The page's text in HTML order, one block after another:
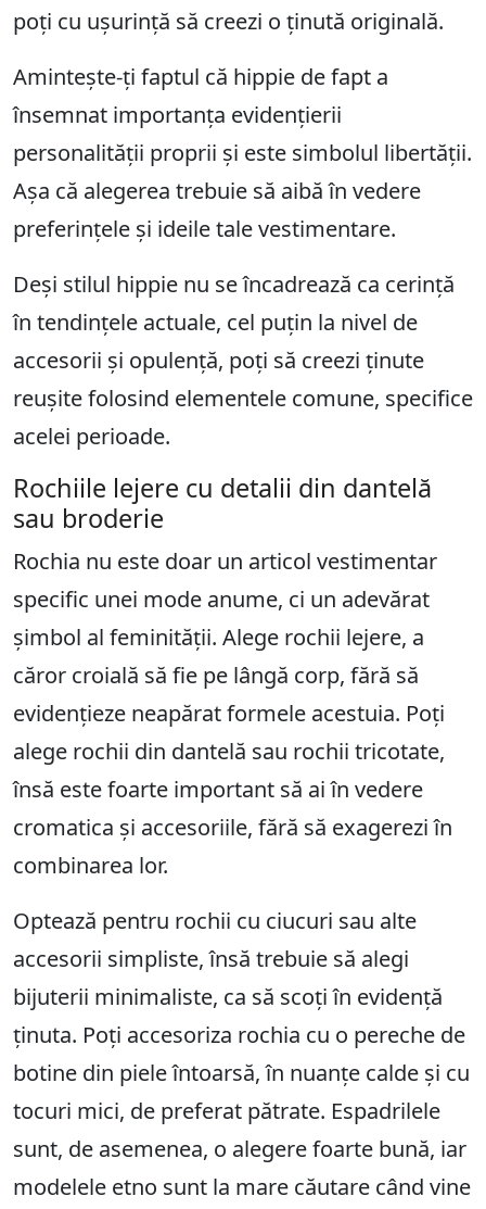
poți cu ușurință să creezi o ținută originală.
Amintește-ți faptul că hippie de fapt a
însemnat importanța evidențierii
personalității proprii și este simbolul libertății.
Așa că alegerea trebuie să aibă în vedere
preferințele și ideile tale vestimentare.
Deși stilul hippie nu se încadrează ca cerință
în tendințele actuale, cel puțin la nivel de
accesorii și opulență, poți să creezi ținute
reușite folosind elementele comune, specifice
acelei perioade.
Rochiile lejere cu detalii din dantelă
sau broderie
Rochia nu este doar un articol vestimentar
specific unei mode anume, ci un adevărat
șimbol al feminității. Alege rochii lejere, a
căror croială să fie pe lângă corp, fără să
evidențieze neapărat formele acestuia. Poți
alege rochii din dantelă sau rochii tricotate,
însă este foarte important să ai în vedere
cromatica și accesoriile, fără să exagerezi în
combinarea lor.
Optează pentru rochii cu ciucuri sau alte
accesorii simpliste, însă trebuie să alegi
bijuterii minimaliste, ca să scoți în evidență
ținuta. Poți accesoriza rochia cu o pereche de
botine din piele întoarsă, în nuanțe calde și cu
tocuri mici, de preferat pătrate. Espadrilele
sunt, de asemenea, o alegere foarte bună, iar
modelele etno sunt la mare căutare când vine